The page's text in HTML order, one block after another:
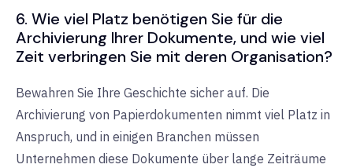
6. Wie viel Platz benötigen Sie für die
Archivierung Ihrer Dokumente, und wie viel
Zeit verbringen Sie mit deren Organisation?
Bewahren Sie Ihre Geschichte sicher auf. Die
Archivierung von Papierdokumenten nimmt viel Platz in
Anspruch, und in einigen Branchen müssen
Unternehmen diese Dokumente über lange Zeiträume